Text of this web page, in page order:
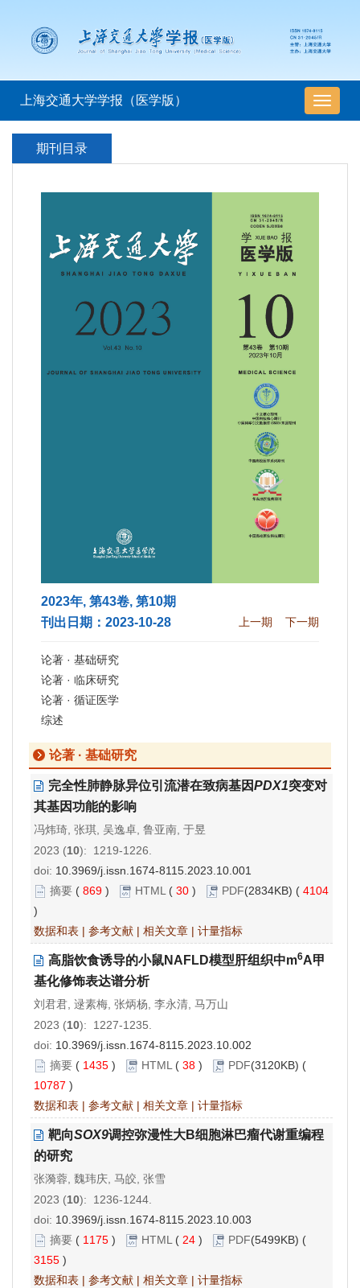
导
航
上海交通大学学报（医学版）
期刊目录
2023年, 第43卷, 第10期
刊出日期：2023-10-28
上一期 下一期
论著 · 基础研究
论著 · 临床研究
论著 · 循证医学
综述
论著 · 基础研究
完全性肺静脉异位引流潜在致病基因PDX1突变对
其基因功能的影响
冯炜琦, 张琪, 吴逸卓, 鲁亚南, 于昱
2023 (10): 1219-1226.
doi: 10.3969/j.issn.1674-8115.2023.10.001
摘要 ( 869 ) HTML ( 30 ) PDF(2834KB) ( 4104
)
数据和表 | 参考文献 | 相关文章 | 计量指标
高脂饮食诱导的小鼠NAFLD模型肝组织中m6A甲
基化修饰表达谱分析
刘君君, 逯素梅, 张炳杨, 李永清, 马万山
2023 (10): 1227-1235.
doi: 10.3969/j.issn.1674-8115.2023.10.002
摘要 ( 1435 ) HTML ( 38 ) PDF(3120KB) (
10787 )
数据和表 | 参考文献 | 相关文章 | 计量指标
靶向SOX9调控弥漫性大B细胞淋巴瘤代谢重编程
的研究
张漪蓉, 魏玮庆, 马皎, 张雪
2023 (10): 1236-1244.
doi: 10.3969/j.issn.1674-8115.2023.10.003
摘要 ( 1175 ) HTML ( 24 ) PDF(5499KB) (
3155 )
数据和表 | 参考文献 | 相关文章 | 计量指标